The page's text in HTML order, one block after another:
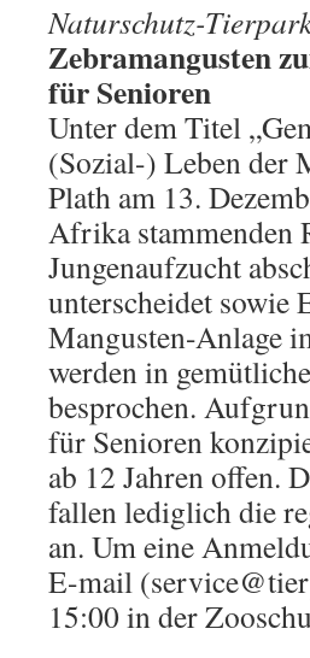
Naturschutz-
Zebramangusten
für Senioren
Unter dem Titel
(Sozial-) Leben der
Plath am 13.
Afrika stammenden
Jungenaufzucht
unterscheidet sowie
Mangusten-Anlage
werden in
besprochen.
für Senioren
ab 12 Jahren offen.
fallen lediglich die
an. Um eine
E-mail
15:00 in der